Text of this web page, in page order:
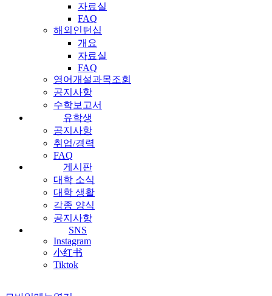
자료실
FAQ
해외인턴십
개요
자료실
FAQ
영어개설과목조회
공지사항
수학보고서
유학생
공지사항
취업/경력
FAQ
게시판
대학 소식
대학 생활
각종 양식
공지사항
SNS
Instagram
小红书
Tiktok